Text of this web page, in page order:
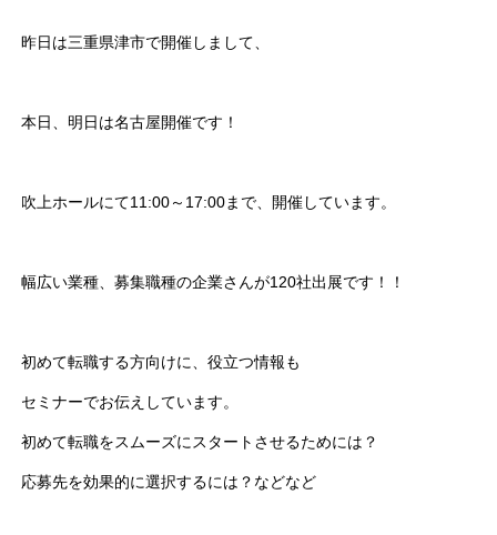
昨日は三重県津市で開催しまして、
本日、明日は名古屋開催です！
吹上ホールにて11:00～17:00まで、開催しています。
幅広い業種、募集職種の企業さんが120社出展です！！
初めて転職する方向けに、役立つ情報も
セミナーでお伝えしています。
初めて転職をスムーズにスタートさせるためには？
応募先を効果的に選択するには？などなど